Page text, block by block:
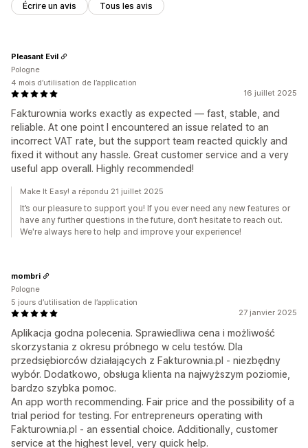
Écrire un avis Tous les avis
16 juillet 2025
Fakturownia works exactly as expected — fast, stable, and
reliable. At one point I encountered an issue related to an
incorrect VAT rate, but the support team reacted quickly and
fixed it without any hassle. Great customer service and a very
useful app overall. Highly recommended!
Pleasant Evil
Pologne
4 mois d’utilisation de l’application
Make It Easy! a répondu 21 juillet 2025
It’s our pleasure to support you! If you ever need any new features or
have any further questions in the future, don’t hesitate to reach out.
We're always here to help and improve your experience!
27 janvier 2025
Aplikacja godna polecenia. Sprawiedliwa cena i możliwość
skorzystania z okresu próbnego w celu testów. Dla
przedsiębiorców działających z Fakturownia.pl - niezbędny
wybór. Dodatkowo, obsługa klienta na najwyższym poziomie,
bardzo szybka pomoc.
An app worth recommending. Fair price and the possibility of a
trial period for testing. For entrepreneurs operating with
Fakturownia.pl - an essential choice. Additionally, customer
service at the highest level, very quick help.
mombri
Pologne
5 jours d’utilisation de l’application